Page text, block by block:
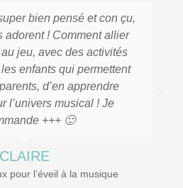
bien pensé et con çu,
adorent ! Comment allier
jeu, avec des activités
enfants qui permettent
d’en apprendre
l’univers musical ! Je
+++ 🙂
CLAIRE
pour l’éveil à la musique